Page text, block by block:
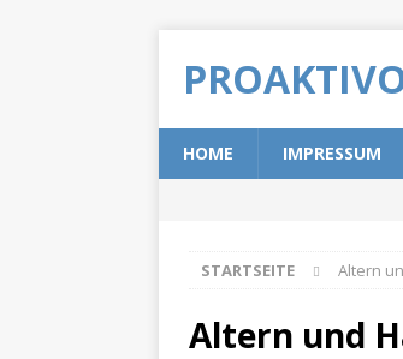
HOME IMPRESSUM
STARTSEITE Altern
Altern und